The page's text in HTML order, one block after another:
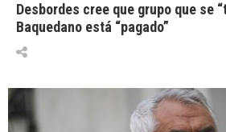
Desbordes cree que grupo que se
Baquedano está “pagado”